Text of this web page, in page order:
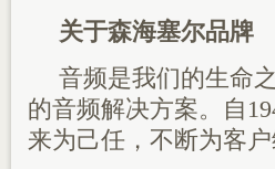
关于森海塞尔品牌
音频是我们的生命
的音频解决方案。自
来为己任，不断为客